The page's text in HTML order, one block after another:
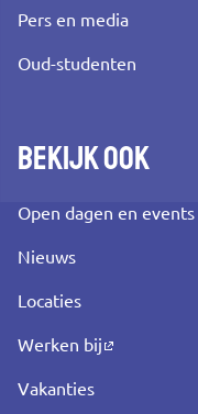
Pers en media
Oud-studenten
Bekijk ook
Open dagen en events
Nieuws
Locaties
Werken bij
Vakanties